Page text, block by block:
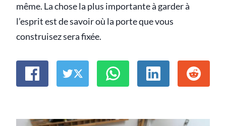
même. La chose la plus importante à garder à
l’esprit est de savoir où la porte que vous
construisez sera fixée.